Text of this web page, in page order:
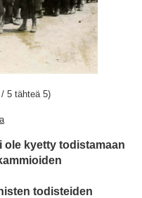
/ 5 tähteä 5)
ole kyetty todistamaan
todisteiden